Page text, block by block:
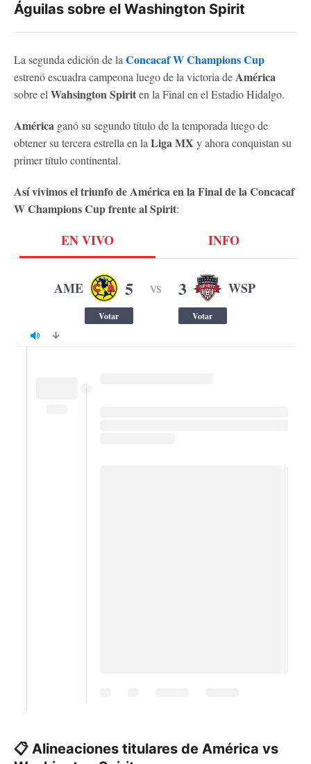
Águilas sobre el Washington Spirit
La segunda edición de la Concacaf W Champions Cup
estrenó escuadra campeona luego de la victoria deAmérica
sobre el Wahsington Spiriten la Final en el Estadio Hidalgo.
América ganó su segundo título de la temporada luego de
obtener su tercera estrella en la Liga MX y ahora conquistan su
primer título continental.
Así vivimos el triunfo de América en la Final de la Concacaf
W Champions Cup frente al Spirit:
📋 Alineaciones titulares de América vs